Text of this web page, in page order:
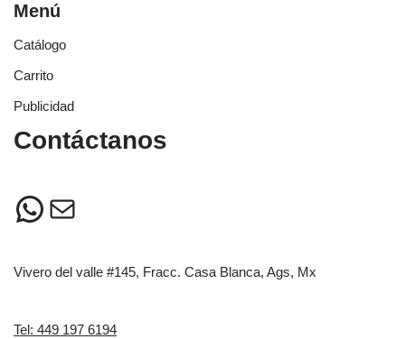
Menú
Catálogo
Carrito
Publicidad
Contáctanos
Vivero del valle #145, Fracc. Casa Blanca, Ags, Mx
Tel: 449 197 6194